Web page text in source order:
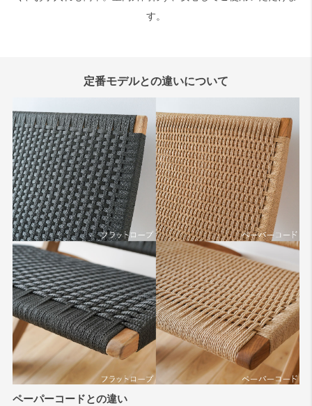
す。
定番モデルとの違いについて
ペーパーコードとの違い